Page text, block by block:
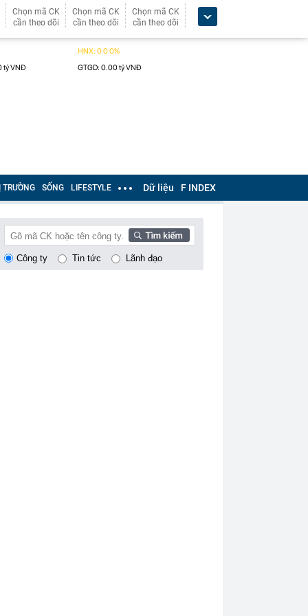
Chọn mã CK
cần theo dõi
Chọn mã CK
cần theo dõi
Chọn mã CK
cần theo dõi
TRƯỜNG SỐNG LIFESTYLE Dữ liệu F INDEX
Công ty Tin tức Lãnh đạo